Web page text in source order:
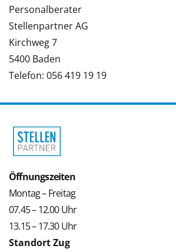
Personalberater
Stellenpartner AG
Kirchweg 7
5400 Baden
Telefon: 056 419 19 19
Öffnungszeiten
Montag – Freitag
07.45 – 12.00 Uhr
13.15 – 17.30 Uhr
Standort Zug